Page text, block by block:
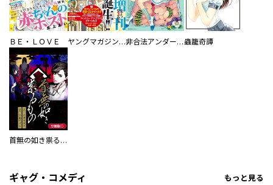
ＢＥ・ＬＯＶＥ ヤングマガジン サード 非合法アンダーランド 蟲籠奇譚
首無の如き祟るもの【分冊版】
ギャグ・コメディ もっと見る